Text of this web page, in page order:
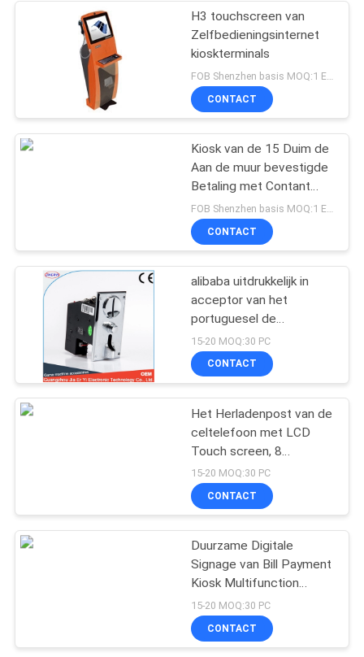
ATM-Kaartlezer
De Lezer van de
52
Hybride Kaartlezer
IC-Kaartlezer Writer
H3 touchscreen van
Zelfbedieningsinternet
kioskterminals
CONTACT
Kiosk van de 15 Duim de
Aan de muur bevestigde
Betaling met Contant
geldrecycleermachine en
Muntstukrecycleermachine,
Ontvangstbewijsprinter
CONTACT
alibaba uitdrukkelijk in
acceptor van het
portuguesel de
vergelijkende geld,
Goood-het
muntstukacceptor van
15-20 MOQ:30 PC
CONTACT
Het Herladenpost van de
celtelefoon met LCD
Touch screen, 8
Kastenbatterij het Laden
Postenkiosk
15-20 MOQ:30 PC
CONTACT
Duurzame Digitale
Signage van Bill Payment
Kiosk Multifunction
Smart met LEIDENE
Vertoning
15-20 MOQ:30 PC
CONTACT